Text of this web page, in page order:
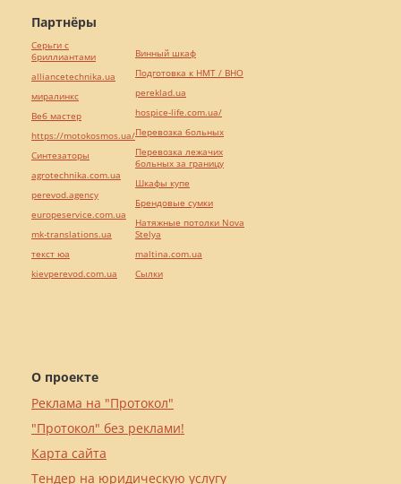
О проекте
Реклама на "Протокол"
"Протокол" без реклами!
Карта сайта
Тендер на юридическую услугу
Партнёры
Серьги с
бриллиантами
alliancetechnika.ua
миралинкс
Веб мастер
https://motokosmos.ua/
Синтезаторы
agrotechnika.com.ua
perevod.agency
europeservice.com.ua
mk-translations.ua
текст юа
kievperevod.com.ua
Винный шкаф
Подготовка к НМТ / ВНО
pereklad.ua
hospice-life.com.ua/
Перевозка больных
Перевозка лежачих
больных за границу
Шкафы купе
Брендовые сумки
Натяжные потолки Nova
Stelya
maltina.com.ua
Cылки